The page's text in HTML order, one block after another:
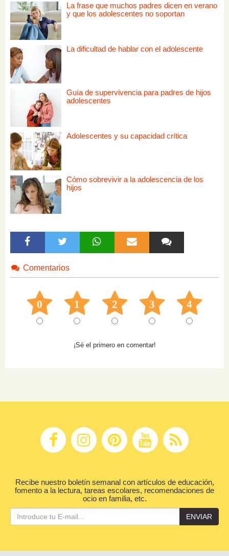
La frase que muchos padres dicen en verano
y que los adolescentes no soportan
La dificultad de hablar con el adolescente
Guía de supervivencia para padres de hijos
adolescentes
Adolescentes y su capacidad crítica
Cómo sobrevivir a la adolescencia de los
hijos
Comentarios
0 1 2 3 4
¡Sé el primero en comentar!
Recibe nuestro boletín semanal con artículos de educación,
fomento a la lectura, tareas escolares, recomendaciones de
ocio en familia, etc.
ENVIAR